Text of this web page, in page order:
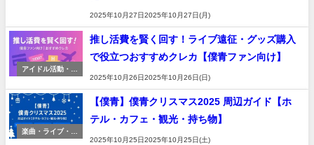
2025年10月27日2025年10月27日(月)
アイドル活動・推
推し活費を賢く回す！ライブ遠征・グッズ購入
で役立つおすすめクレカ【僕青ファン向け】
2025年10月26日2025年10月26日(日)
楽曲・ライブ・イ
【僕青】僕青クリスマス2025 周辺ガイド【ホ
テル・カフェ・観光・持ち物】
2025年10月25日2025年10月25日(土)